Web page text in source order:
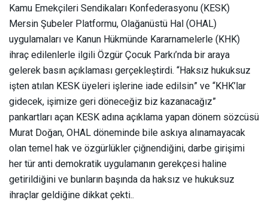
Kamu Emekçileri Sendikaları Konfederasyonu (KESK)
Mersin Şubeler Platformu, Olağanüstü Hal (OHAL)
uygulamaları ve Kanun Hükmünde Kararnamelerle (KHK)
ihraç edilenlerle ilgili Özgür Çocuk Parkı’nda bir araya
gelerek basın açıklaması gerçekleştirdi. “Haksız hukuksuz
işten atılan KESK üyeleri işlerine iade edilsin” ve “KHK’lar
gidecek, işimize geri döneceğiz biz kazanacağız”
pankartları açan KESK adına açıklama yapan dönem sözcüsü
Murat Doğan, OHAL döneminde bile askıya alınamayacak
olan temel hak ve özgürlükler çiğnendiğini, darbe girişimi
her tür anti demokratik uygulamanın gerekçesi haline
getirildiğini ve bunların başında da haksız ve hukuksuz
ihraçlar geldiğine dikkat çekti..